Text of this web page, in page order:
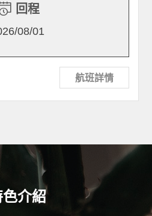
回程
08/01
航班詳情
介紹